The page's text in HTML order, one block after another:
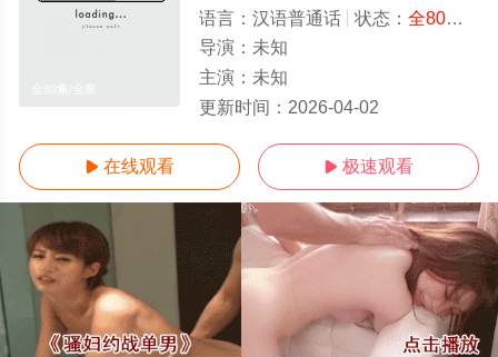
语言： 汉语普通话 状态： 全80集
导演： 未知
主演： 未知
更新时间： 2026-04-02
 在线观看  极速观看